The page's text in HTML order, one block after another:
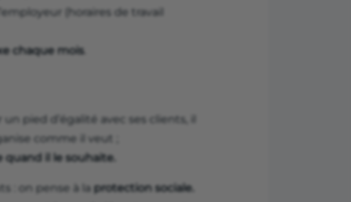
(horaires de travail
chaque mois.
un pied d’égalité avec ses clients, il
comme il veut ;
quand il le souhaite.
: on pense à la protection sociale.